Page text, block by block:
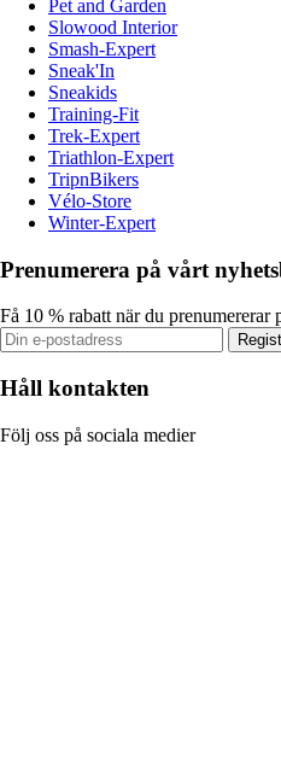
Pet and Garden
Slowood Interior
Smash-Expert
Sneak'In
Sneakids
Training-Fit
Trek-Expert
Triathlon-Expert
TripnBikers
Vélo-Store
Winter-Expert
Prenumerera på vårt
Få 10 % rabatt när du prenumererar
Håll kontakten
Följ oss på sociala medier